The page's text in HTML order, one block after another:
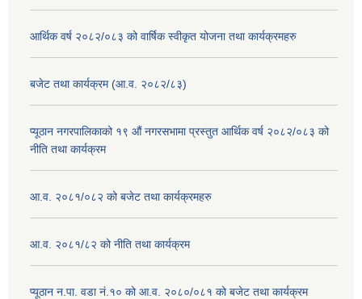
आर्थिक वर्ष २०८२/०८३ को वार्षिक स्वीकृत योजना तथा कार्यक्रमहरु
बजेट तथा कार्यक्रम (आ.व. २०८२/८३)
प्यूठान नगरपालिकाको १९ औं नगरसभामा प्रस्तुत आर्थिक वर्ष २०८२/०८३ को
नीति तथा कार्यक्रम
आ.व. २०८१/०८२ को बजेट तथा कार्यक्रमहरु
आ.व. २०८१/८२ को नीति तथा कार्यक्रम
प्यूठान न.पा. वडा नं.१० को आ.व. २०८०/०८१ को बजेट तथा कार्यक्रम